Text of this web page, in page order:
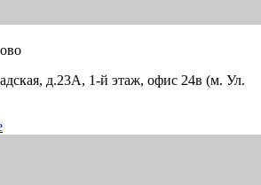
д.23А, 1-й этаж, офис 24в (м. Ул.